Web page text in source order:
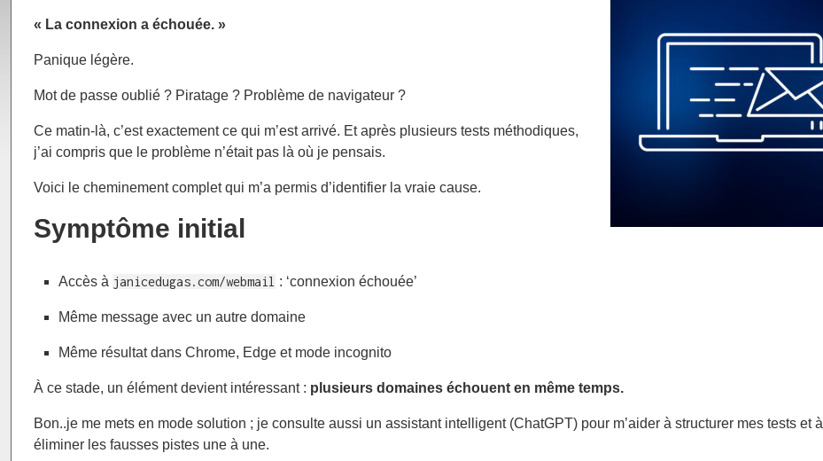
« La connexion a échouée. »
Panique légère.
Mot de passe oublié ? Piratage ? Problème de navigateur ?
Ce matin-là, c’est exactement ce qui m’est arrivé. Et après plusieurs tests méthodiques,
j’ai compris que le problème n’était pas là où je pensais.
Voici le cheminement complet qui m’a permis d’identifier la vraie cause.
Symptôme initial
Accès à janicedugas.com/webmail : ‘connexion échouée’
Même message avec un autre domaine
Même résultat dans Chrome, Edge et mode incognito
À ce stade, un élément devient intéressant : plusieurs domaines échouent en même temps.
Bon..je me mets en mode solution ; je consulte aussi un assistant intelligent (ChatGPT) pour m’aider à structurer mes tests et à
éliminer les fausses pistes une à une.